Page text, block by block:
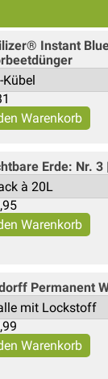
Instant
Erde: Nr.
Permanent